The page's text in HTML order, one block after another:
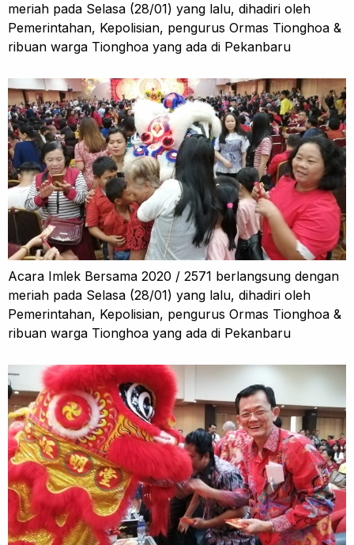
meriah pada Selasa (28/01) yang lalu, dihadiri oleh
Pemerintahan, Kepolisian, pengurus Ormas Tionghoa &
ribuan warga Tionghoa yang ada di Pekanbaru
Acara Imlek Bersama 2020 / 2571 berlangsung dengan
meriah pada Selasa (28/01) yang lalu, dihadiri oleh
Pemerintahan, Kepolisian, pengurus Ormas Tionghoa &
ribuan warga Tionghoa yang ada di Pekanbaru